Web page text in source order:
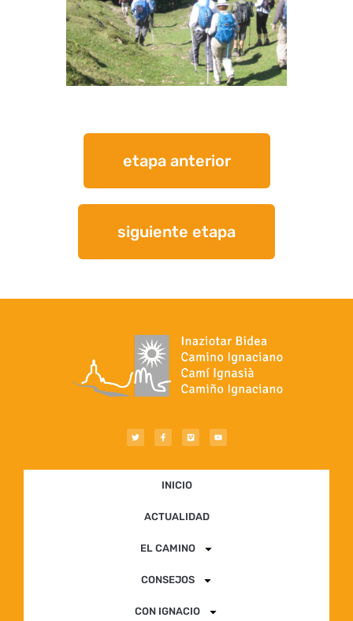
etapa anterior
siguiente etapa
INICIO
ACTUALIDAD
EL CAMINO
CONSEJOS
CON IGNACIO